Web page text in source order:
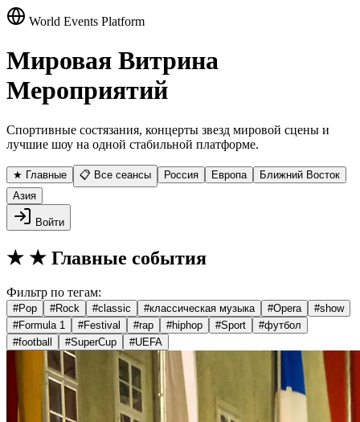
World Events Platform
Мировая Витрина
Мероприятий
Спортивные состязания, концерты звезд мировой сцены и
лучшие шоу на одной стабильной платформе.
★ Главные 📋 Все сеансы Россия Европа
Ближний Восток
Азия
Войти
★ ★ Главные события
Фильтр по тегам:
#Pop #Rock #classic #классическая музыка #Opera #show
#Formula 1 #Festival #rap #hiphop #Sport #футбол
#football #SuperCup #UEFA